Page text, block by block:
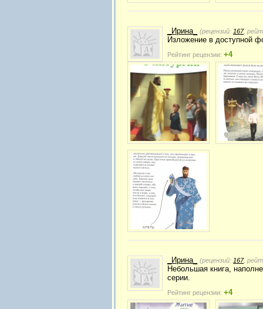
_Ирина_ (рецензий: 167,
Изложение в доступной
Рейтинг рецензии: +4
_Ирина_ (рецензий: 167,
Небольшая книга,
серии.
Рейтинг рецензии: +4